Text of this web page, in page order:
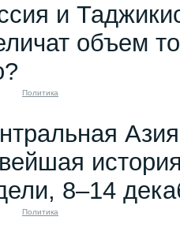
и
объем
Политика
8–14
Политика